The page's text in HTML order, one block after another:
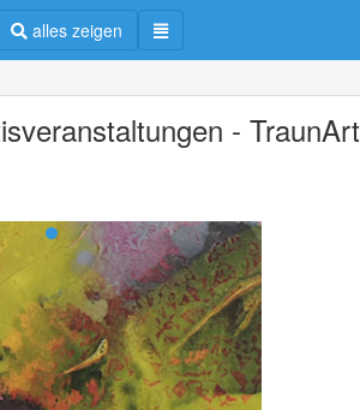
alles zeigen
- TraunArt